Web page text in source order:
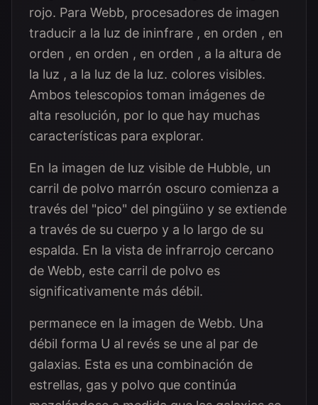
rojo. Para Webb, procesadores de imagen
traducir a la luz de ininfrare , en orden , en
orden , en orden , en orden , a la altura de
la luz , a la luz de la luz. colores visibles.
Ambos telescopios toman imágenes de
alta resolución, por lo que hay muchas
características para explorar.
En la imagen de luz visible de Hubble, un
carril de polvo marrón oscuro comienza a
través del "pico" del pingüino y se extiende
a través de su cuerpo y a lo largo de su
espalda. En la vista de infrarrojo cercano
de Webb, este carril de polvo es
significativamente más débil.
permanece en la imagen de Webb. Una
débil forma U al revés se une al par de
galaxias. Esta es una combinación de
estrellas, gas y polvo que continúa